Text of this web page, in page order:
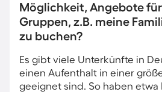
Möglichkeit, Angebote
Gruppen, z.B. meine
zu buchen?
Es gibt viele Unterkünfte in
einen Aufenthalt in einer
geeignet sind. So haben etwa